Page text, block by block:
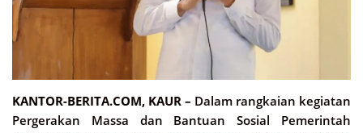
KANTOR-BERITA.COM, KAUR – Dalam rangkaian kegiatan
Pergerakan Massa dan Bantuan Sosial Pemerintah